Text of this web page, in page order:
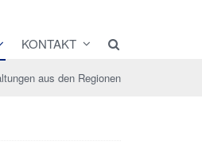
KONTAKT
aus den Regionen